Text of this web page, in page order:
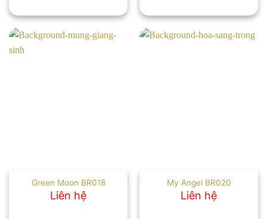
Green Moon BR018
Liên hệ
My Angel BR020
Liên hệ